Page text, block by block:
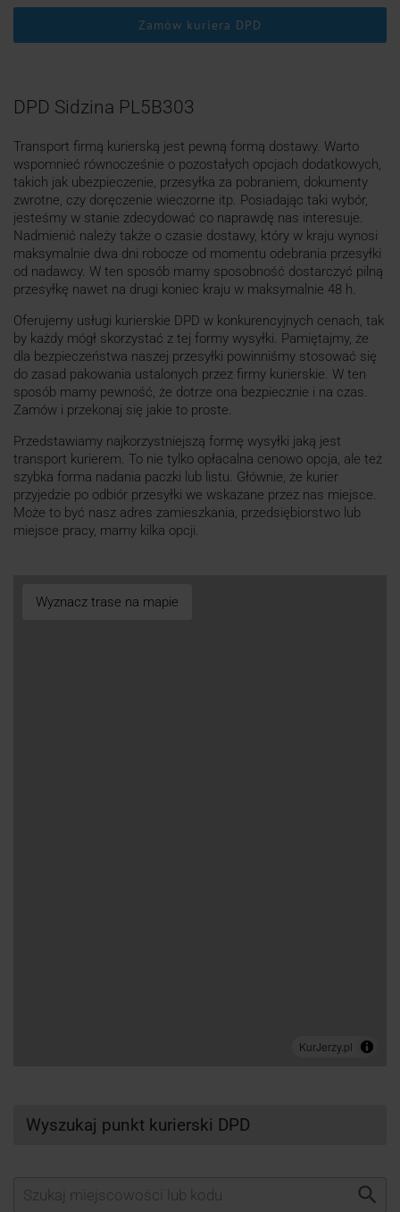
Zamów kuriera DPD
DPD Sidzina PL5B303
Transport firmą kurierską jest pewną formą dostawy. Warto
wspomnieć równocześnie o pozostałych opcjach dodatkowych,
takich jak ubezpieczenie, przesyłka za pobraniem, dokumenty
zwrotne, czy doręczenie wieczorne itp. Posiadając taki wybór,
jesteśmy w stanie zdecydować co naprawdę nas interesuje.
Nadmienić należy także o czasie dostawy, który w kraju wynosi
maksymalnie dwa dni robocze od momentu odebrania przesyłki
od nadawcy. W ten sposób mamy sposobność dostarczyć pilną
przesyłkę nawet na drugi koniec kraju w maksymalnie 48 h.
Oferujemy usługi kurierskie DPD w konkurencyjnych cenach, tak
by każdy mógł skorzystać z tej formy wysyłki. Pamiętajmy, że
dla bezpieczeństwa naszej przesyłki powinniśmy stosować się
do zasad pakowania ustalonych przez firmy kurierskie. W ten
sposób mamy pewność, że dotrze ona bezpiecznie i na czas.
Zamów i przekonaj się jakie to proste.
Przedstawiamy najkorzystniejszą formę wysyłki jaką jest
transport kurierem. To nie tylko opłacalna cenowo opcja, ale też
szybka forma nadania paczki lub listu. Głównie, że kurier
przyjedzie po odbiór przesyłki we wskazane przez nas miejsce.
Może to być nasz adres zamieszkania, przedsiębiorstwo lub
miejsce pracy, mamy kilka opcji.
Wyznacz trase na mapie
Wyszukaj punkt kurierski DPD